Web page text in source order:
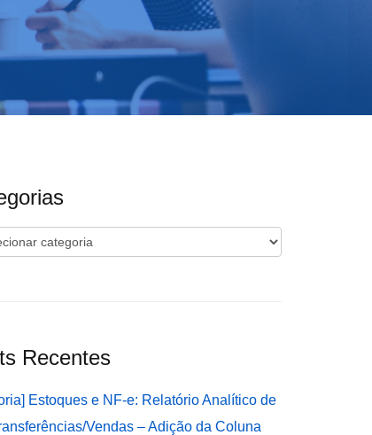
Recentes
Estoques e NF-e: Relatório Analítico de
Vendas – Adição da Coluna